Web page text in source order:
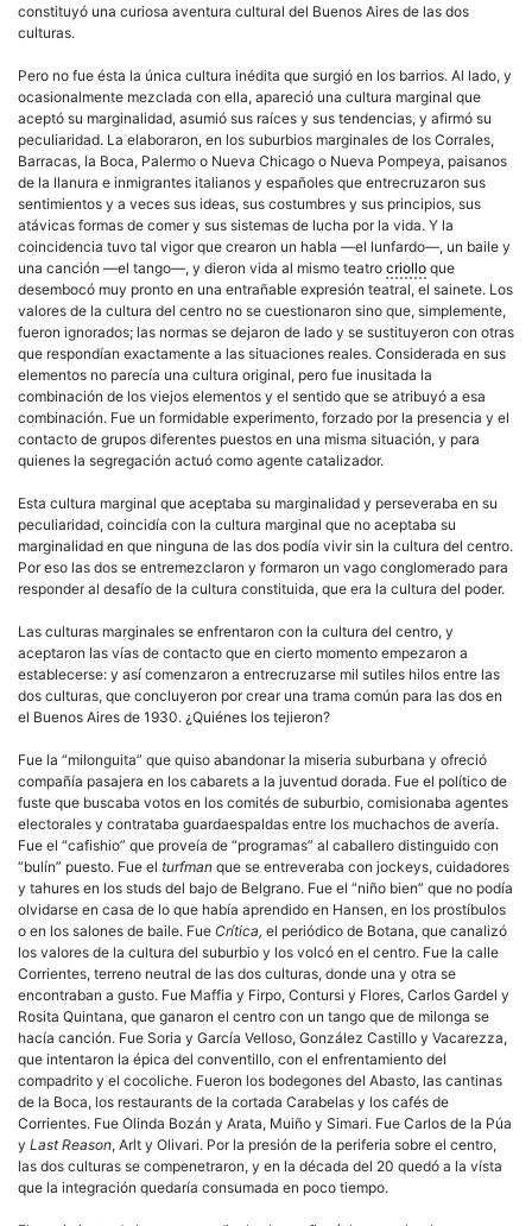
constituyó una curiosa aventura cultural del Buenos Aires de las dos
culturas.
Pero no fue ésta la única cultura inédita que surgió en los barrios. Al lado, y
ocasionalmente mezclada con ella, apareció una cultura marginal que
aceptó su marginalidad, asumió sus raíces y sus tendencias, y afirmó su
peculiaridad. La elaboraron, en los suburbios marginales de los Corrales,
Barracas, la Boca, Palermo o Nueva Chicago o Nueva Pompeya, paisanos
de la llanura e inmigrantes italianos y españoles que entrecruzaron sus
sentimientos y a veces sus ideas, sus costumbres y sus principios, sus
atávicas formas de comer y sus sistemas de lucha por la vida. Y la
coincidencia tuvo tal vigor que crearon un habla —el lunfardo—, un baile y
una canción —el tango—, y dieron vida al mismo teatro criollo que
desembocó muy pronto en una entrañable expresión teatral, el sainete. Los
valores de la cultura del centro no se cuestionaron sino que, simplemente,
fueron ignorados; las normas se dejaron de lado y se sustituyeron con otras
que respondían exactamente a las situaciones reales. Considerada en sus
elementos no parecía una cultura original, pero fue inusitada la
combinación de los viejos elementos y el sentido que se atribuyó a esa
combinación. Fue un formidable experimento, forzado por la presencia y el
contacto de grupos diferentes puestos en una misma situación, y para
quienes la segregación actuó como agente catalizador.
Esta cultura marginal que aceptaba su marginalidad y perseveraba en su
peculiaridad, coincidía con la cultura marginal que no aceptaba su
marginalidad en que ninguna de las dos podía vivir sin la cultura del centro.
Por eso las dos se entremezclaron y formaron un vago conglomerado para
responder al desafío de la cultura constituida, que era la cultura del poder.
Las culturas marginales se enfrentaron con la cultura del centro, y
aceptaron las vías de contacto que en cierto momento empezaron a
establecerse: y así comenzaron a entrecruzarse mil sutiles hilos entre las
dos culturas, que concluyeron por crear una trama común para las dos en
el Buenos Aires de 1930. ¿Quiénes los tejieron?
Fue la “milonguita” que quiso abandonar la miseria suburbana y ofreció
compañía pasajera en los cabarets a la juventud dorada. Fue el político de
fuste que buscaba votos en los comités de suburbio, comisionaba agentes
electorales y contrataba guardaespaldas entre los muchachos de avería.
Fue el “cafishio” que proveía de “programas” al caballero distinguido con
“bulín” puesto. Fue el turfman que se entreveraba con jockeys, cuidadores
y tahures en los studs del bajo de Belgrano. Fue el “niño bien” que no podía
olvidarse en casa de lo que había aprendido en Hansen, en los prostíbulos
o en los salones de baile. Fue Crítica, el periódico de Botana, que canalizó
los valores de la cultura del suburbio y los volcó en el centro. Fue la calle
Corrientes, terreno neutral de las dos culturas, donde una y otra se
encontraban a gusto. Fue Maffia y Firpo, Contursi y Flores, Carlos Gardel y
Rosita Quintana, que ganaron el centro con un tango que de milonga se
hacía canción. Fue Soria y García Velloso, González Castillo y Vacarezza,
que intentaron la épica del conventillo, con el enfrentamiento del
compadrito y el cocoliche. Fueron los bodegones del Abasto, las cantinas
de la Boca, los restaurants de la cortada Carabelas y los cafés de
Corrientes. Fue Olinda Bozán y Arata, Muiño y Simari. Fue Carlos de la Púa
y Last Reason, Arlt y Olivari. Por la presión de la periferia sobre el centro,
las dos culturas se compenetraron, y en la década del 20 quedó a la vísta
que la integración quedaría consumada en poco tiempo.